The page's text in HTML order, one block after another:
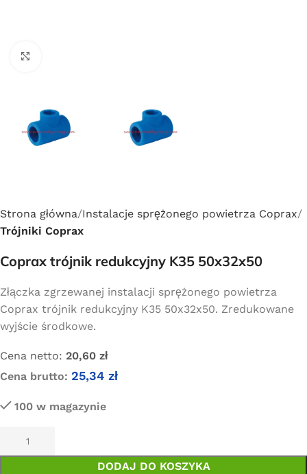
Strona główna Instalacje sprężonego powietrza Coprax
Trójniki Coprax
Coprax trójnik redukcyjny K35 50x32x50
Złączka zgrzewanej instalacji sprężonego powietrza
Coprax trójnik redukcyjny K35 50x32x50. Zredukowane
wyjście środkowe.
Cena netto: 20,60 zł
Cena brutto: 25,34 zł
100 w magazynie
DODAJ DO KOSZYKA